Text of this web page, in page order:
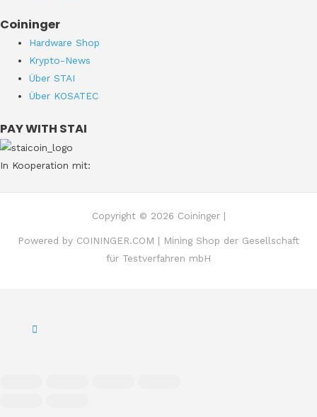
Coininger
Hardware Shop
Krypto-News
Über STAI
Über KOSATEC
PAY WITH STAI
In Kooperation mit:
Copyright © 2026 Coininger |
Powered by COININGER.COM | Mining Shop der Gesellschaft
für Testverfahren mbH